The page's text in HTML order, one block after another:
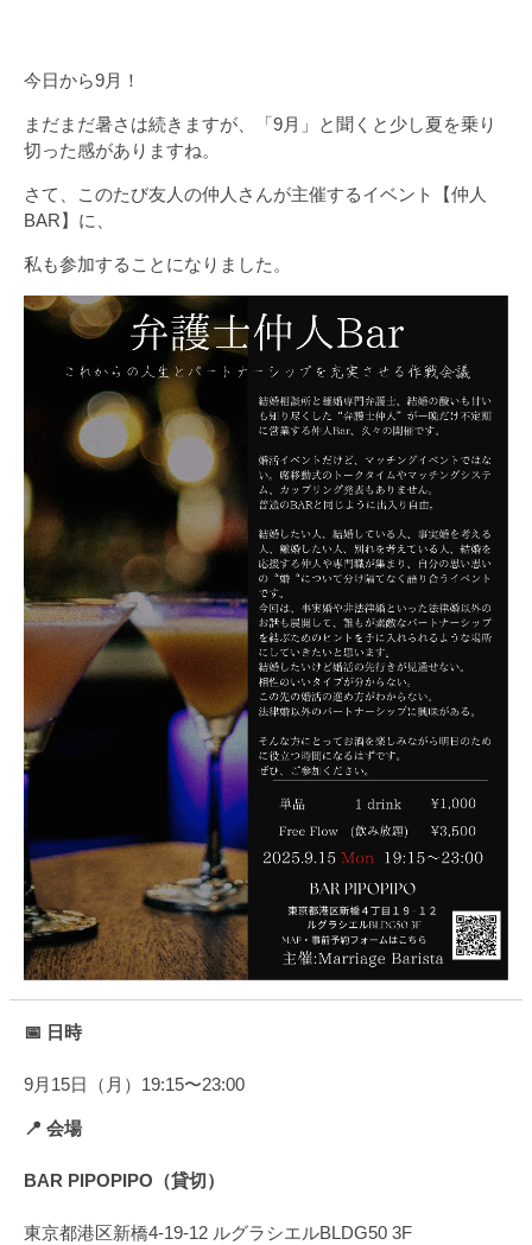
今日から9月！
まだまだ暑さは続きますが、「9月」と聞くと少し夏を乗り
切った感がありますね。
さて、このたび友人の仲人さんが主催するイベント【仲人
BAR】に、
私も参加することになりました。
📅 日時
9月15日（月）19:15〜23:00
📍 会場
BAR PIPOPIPO（貸切）
東京都港区新橋4-19-12 ルグラシエルBLDG50 3F